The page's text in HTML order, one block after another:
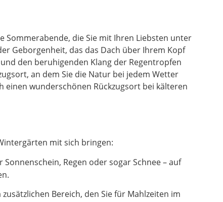
Sommerabende, die Sie mit Ihren Liebsten unter
Geborgenheit, das das Dach über Ihrem Kopf
den beruhigenden Klang der Regentropfen
an dem Sie die Natur bei jedem Wetter
wunderschönen Rückzugsort bei kälteren
mit sich bringen:
Regen oder sogar Schnee – auf
Bereich, den Sie für Mahlzeiten im